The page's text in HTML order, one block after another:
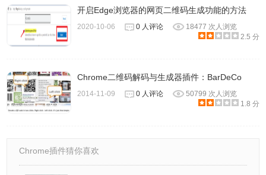
9、点击展开可查看历史记录。
开启Edge浏览器的网页二维码生成功能的方法
2020-10-06 0 人评论
18477 次人浏览
2.5 分
Chrome二维码解码与生成器插件：BarDeCo
2014-11-09 0 人评论
50799 次人浏览
1.8 分
Chrome插件猜你喜欢